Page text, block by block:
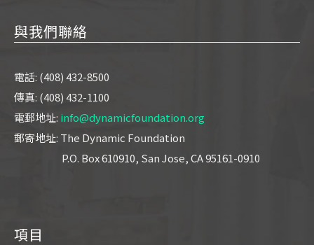
與我們聯絡
電話: (408) 432-8500
傳真: (408) 432-1100
電郵地址: info@dynamicfoundation.org
郵寄地址: The Dynamic Foundation
P.O. Box 610910, San Jose, CA 95161-0910
項目